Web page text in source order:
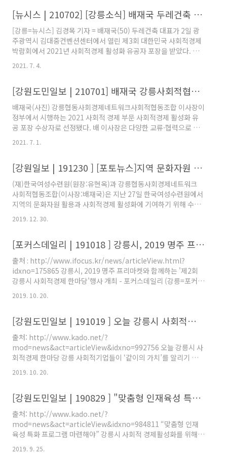
제연대 공동대표 △(유)두레건축 대표이사 △강릉협동사회경제네
트워크사회적협동조합 이사장을 역임하고 있다. 강원도 사회적경
제 활성화를 위해 다양한 교류와 협력으로 지역사회 공동체 활성화
에 크게 이바지한 점이 높은 평가를 받아 수상의 영광을 안게 됐다.
(이하 생략) 출처 : 이로운넷 https://www.eroun.net/n..
[뉴시스 | 210702] [강릉소식] 배재국 두레건축 대표 정부포장 받아 등
[강릉=뉴시스] 김경목 기자 = 배재국(50) 두레건축 대표가 2일 광
주광역시 김대중컨벤션센터에서 열린 제3회 대한민국 사회적경제
박람회에서 2021년 사회적경제 활성화 유공자 포장을 받았다. 배
대표는 유한회사 두레건축을 2007년 창립, 자활기업 인증을 받고
2008년 고용노동부 사회적기업으로 인증받으면서 취약계층을 위
에 보금자리를 살펴주는 주거복지 서비스를 제공하는 활동을 해 왔
다. 특히 강원도 사회적경제 활성화를 위해 다양한 교류와 협력으로
지역사회공동체 활성화에 크게 이바지한 점을 높이 평가받았다. 강
릉협동사회경제네트워크사회적협동조합 이사장, 강원도 사회적경
제위원회 위원장, ㈔강원사회적경제연대 공동대표를 맡고 있다.
https://n..
2021. 7. 4.
[강원도민일보 | 210701] 배재국 강릉사회적협동조합 이사장 사회적경제 활성화 포장 수상
배재국(사진) 강릉협동사회경제네트워크사회적협동조합 이사장이
정부에서 시행하는 2021 사회적 경제 부문 사회적경제 활성화 유
공 포장 수상자로 선정됐다. 배 이사장은 다양한 교류·협력으로 지
역사회 공동체 활성화에 기여한 공로를 인정받았다.시상식은 2일
오후 2시 광주 김대중컨벤션센터에서 열린다.배 이사장은 강원도
대표이사 등으로 활동하고 있다. 김우열 출처 : 강원도민일보
(http://www.kado.net/news/articleView.html?
idxno=1080830) 배재국 강릉사회적협동조합 이사장 사회적경제
활성화 포장 수상 배재국(사진) 강릉협동사회경제네트워크사회적
협동조합 이사장이 정부에서 시행하는 2021 사회적 경제 부문 사
회적경제 활..
2021. 7. 1.
[강원일보 | 191230 ] [포토뉴스]지역 문화자원 활용 업무협약
(재)한국여성수련원(원장:유현옥)과 강릉협동사회경제네트워크
사회적협동조합(이사장:배재국)은 지난 27일 한국여성수련원에서
지역의 문화자원 활용과 사회적경제 활성화에 기여하기 위해 수련
원 내 매점 및 전시판매장 등을 공동 운영하는 내용을 골자로 한 업
무협약(MOU)을 체결했다.
s=501&aid=219122900003 [포토뉴스]지역 문화자원 활용 업무
협약 (재)한국여성수련원(원장:유현옥)과 강릉협동사회경제네트
워크 사회적협동조합(이사장:배재국)은 지난 27일 한국여성수련원
에서 지역의 문화자원 활용과 사회적경제 활성화에 기여하기 위해
수련원 내 매점 및 전시판매장 등을 www.kwnews.co.kr
2019. 12. 30.
[포커스데일리 | 191018 ] 강릉시, 2019 명주 프리마켓와 함께하는 '제2회 강릉시 사회적경제 한마당'행사 개최
출처 : http://www.ifocus.kr/news/articleView.html?
idxno=175865 강릉시, 2019 명주 프리마켓와 함께하는 '제2회
강릉시 사회적경제 한마당'행사 개최 - 포커스데일리 (강릉=포커스
데일리) 김동원 기자= 강원 강릉시는 '2019 명주 프리마켓과 함께
하는 제2회 강릉시 사회적경제 한마당'행사를 강릉...
2019. 10. 20.
[강원도민일보 | 191019 ] 오늘 강릉시 사회적경제 한마당
출처: http://www.kado.net/?
mod=news&act=articleView&idxno=992756 오늘 강릉시 사
회적경제 한마당 강릉 사회적기업들이 ‘같이의 가치’를 알리기 위한
축제 한마당을 연다.강릉협동사회경제네트워크가 주관하는 제2회
강릉시 사회적 경제 한마당 행사가 19일 오후 3시 강릉대도호부 관
2019. 10. 20.
[강원도민일보 | 190829 ] "맞춤형 인재육성 특화 프로그램 마련해야"
출처: http://www.kado.net/?
mod=news&act=articleView&idxno=984811 “맞춤형 인재
육성 특화 프로그램 마련해야” 강릉시 사회적 경제활성화를 위해서
는 지역의 사회적경제 기업들이 당면한 문제를 파악하고,지역 특성
에 맞는 대책을 강구해야한다는 지적이 제기됐다.이강익 사회적경
2019. 9. 25.